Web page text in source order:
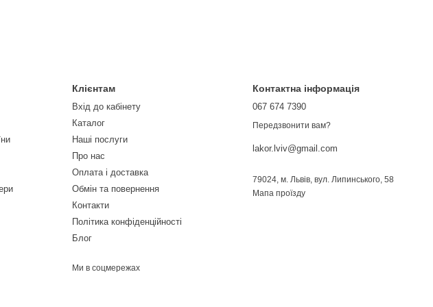
Клієнтам
Вхід до кабінету
Каталог
Наші послуги
Про нас
Оплата і доставка
Обмін та повернення
Контакти
Політика конфіденційності
Блог
Ми в соцмережах
Контактна інформація
067 674 7390
Передзвонити вам?
lakor.lviv@gmail.com
79024, м. Львів, вул. Липинського, 58
Мапа проїзду